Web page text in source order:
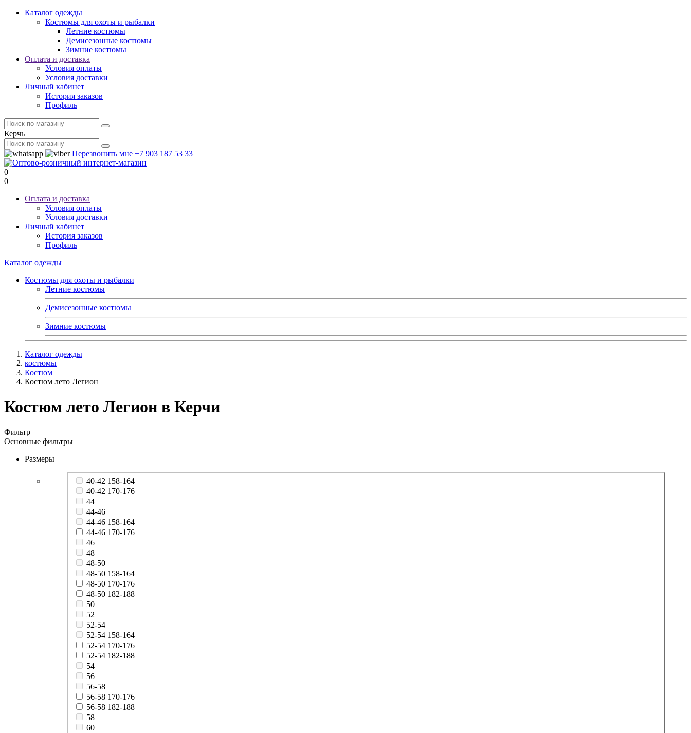
Каталог одежды
Костюмы для охоты и рыбалки
Летние костюмы
Демисезонные костюмы
Зимние костюмы
Оплата и доставка
Условия оплаты
Условия доставки
Личный кабинет
История заказов
Профиль
Керчь
Перезвонить мне +7 903 187 53 33
0
0
Оплата и доставка
Условия оплаты
Условия доставки
Личный кабинет
История заказов
Профиль
Каталог одежды
Костюмы для охоты и рыбалки
Летние костюмы
Демисезонные костюмы
Зимние костюмы
Каталог одежды
костюмы
Костюм
Костюм лето Легион
Костюм лето Легион в Керчи
Фильтр
Основные фильтры
Размеры
40-42 158-164
40-42 170-176
44
44-46
44-46 158-164
44-46 170-176
46
48
48-50
48-50 158-164
48-50 170-176
48-50 182-188
50
52
52-54
52-54 158-164
52-54 170-176
52-54 182-188
54
56
56-58
56-58 170-176
56-58 182-188
58
60